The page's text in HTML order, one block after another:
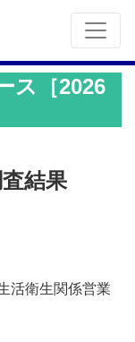
ス［2026
結果
活衛生関係営業